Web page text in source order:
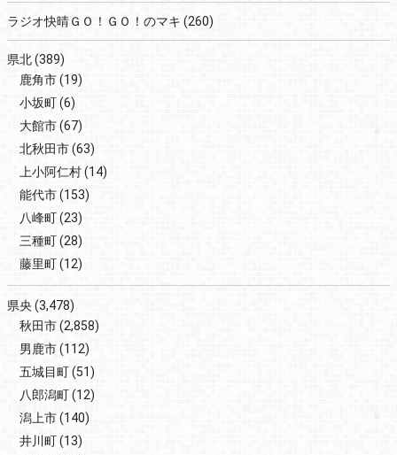
ラジオ快晴ＧＯ！ＧＯ！のマキ (260)
県北(389)
鹿角市(19)
小坂町(6)
大館市(67)
北秋田市(63)
上小阿仁村(14)
能代市(153)
八峰町(23)
三種町(28)
藤里町(12)
県央 (3,478)
秋田市(2,858)
男鹿市(112)
五城目町(51)
八郎潟町(12)
潟上市(140)
井川町(13)